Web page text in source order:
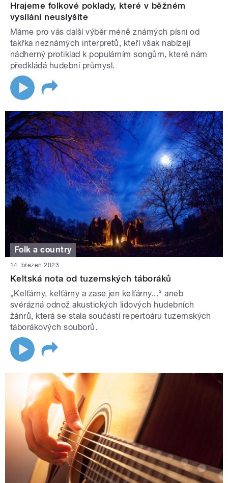
Hrajeme folkové poklady, které v běžném
vysílání neuslyšíte
Máme pro vás další výběr méně známých písní od
takřka neznámých interpretů, kteří však nabízejí
nádherný protiklad k populárním songům, které nám
předkládá hudební průmysl.
Folk a country
14. březen 2023
Keltská nota od tuzemských táboráků
„Kelťárny, kelťárny a zase jen kelťárny...“ aneb
svérázná odnož akustických lidových hudebních
žánrů, která se stala součástí repertoáru tuzemských
táborákových souborů.